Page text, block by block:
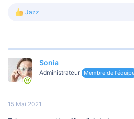
L
é
c
t
i
s
Jazz
Sonia
Administrateur Membre de
15 Mai 2021